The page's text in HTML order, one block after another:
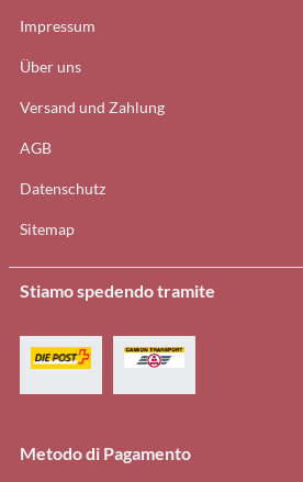
Impressum
Über uns
Versand und Zahlung
AGB
Datenschutz
Sitemap
Stiamo spedendo tramite
Metodo di Pagamento